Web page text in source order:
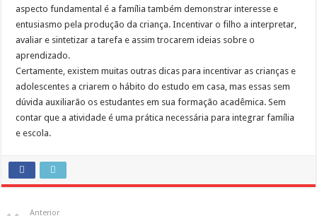
aspecto fundamental é a família também demonstrar interesse e
entusiasmo pela produção da criança. Incentivar o filho a interpretar,
avaliar e sintetizar a tarefa e assim trocarem ideias sobre o
aprendizado.
Certamente, existem muitas outras dicas para incentivar as crianças e
adolescentes a criarem o hábito do estudo em casa, mas essas sem
dúvida auxiliarão os estudantes em sua formação acadêmica. Sem
contar que a atividade é uma prática necessária para integrar família
e escola.
Anterior